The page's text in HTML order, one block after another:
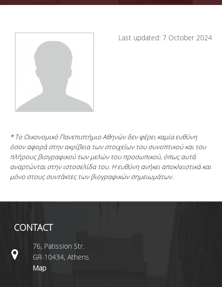
Last updated: 7 October 2024
* Το Οικονομικό Πανεπιστήμιο Αθηνών δεν φέρει καμία ευθύνη
όσον αφορά στην ακρίβεια των στοιχείων του συνοπτικού και του
πλήρους βιογραφικού των μελών του προσωπικού, όπως αυτά
αναρτώνται στην ιστοσελίδα του. Η ευθύνη ανήκει αποκλειστικά και
μόνο στους συντάκτες των βιογραφικών σημειωμάτων.
CONTACT
76, Patission Str.
GR-10434, Athens
Map